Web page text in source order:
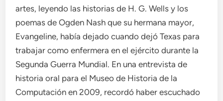
artes, leyendo las historias de H. G. Wells y los
poemas de Ogden Nash que su hermana mayor,
Evangeline, había dejado cuando dejó Texas para
trabajar como enfermera en el ejército durante la
Segunda Guerra Mundial. En una entrevista de
historia oral para el Museo de Historia de la
Computación en 2009, recordó haber escuchado